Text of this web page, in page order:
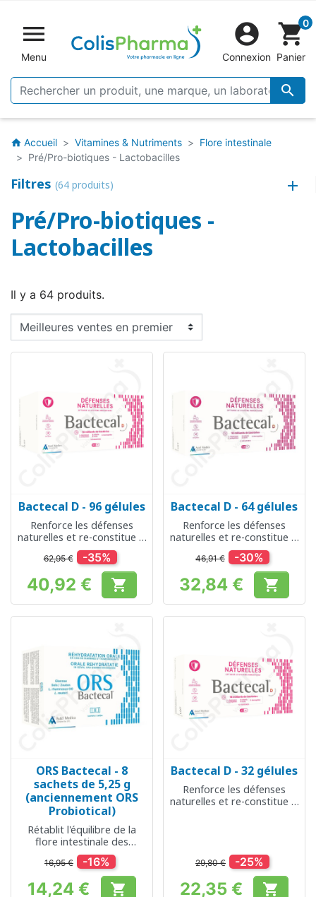

Menu


Connexion
shopping_cart0
Panier
home Accueil Vitamines & Nutriments
Flore intestinale
Pré/Pro-biotiques - Lactobacilles
Filtres (64 produits)
Pré/Pro-biotiques -
Lactobacilles
Il y a 64 produits.
Bactecal D - 96 gélules
Renforce les défenses
naturelles et re-constitue la
flore intestinale
62,95 € -35%
Prix
40,92 € 
Bactecal D - 64 gélules
Renforce les défenses
naturelles et re-constitue la
flore intestinale
46,91 € -30%
Prix
32,84 € 
ORS Bactecal - 8
sachets de 5,25 g
(anciennement ORS
Probiotical)
Rétablit l'équilibre de la
flore intestinale des
enfants en bas âge
16,95 € -16%
14,24 € 
Bactecal D - 32 gélules
Renforce les défenses
naturelles et re-constitue la
29,80 € -25%
22,35 € 